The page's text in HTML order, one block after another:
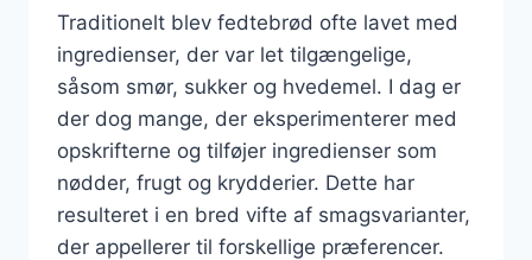
Traditionelt blev fedtebrød ofte lavet med
ingredienser, der var let tilgængelige,
såsom smør, sukker og hvedemel. I dag er
der dog mange, der eksperimenterer med
opskrifterne og tilføjer ingredienser som
nødder, frugt og krydderier. Dette har
resulteret i en bred vifte af smagsvarianter,
der appellerer til forskellige præferencer.